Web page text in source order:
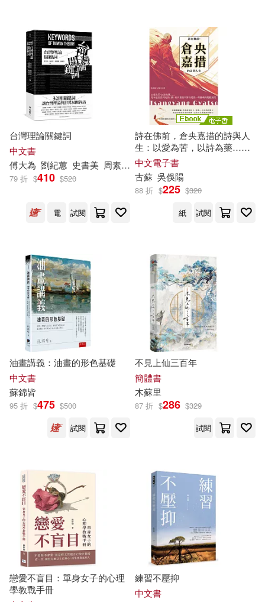
蘇民峰(62) 樋口橘(58)
蘇靜初(53) （蘇）列寧(53)
東雨文化編輯部(49)
船津一輝(47) 村田真優(46)
石地(46) 陳鈞彥(46)
FunHouse師資團隊(45)
蘇善(44) 聖嚴法師(43)
衛紀淮(43)
（蘇）米·伊林(43)
グローバルメディアエンタテイン
劉清松(42)
傅怡釧(41) 廖慶堂(41)
本書編委會(40) 蘇文源(40)
江蘇省高級人民法院(39)
Universal(334)
崧燁文化(320)
南京大學出版社(319)
北京理工大學出版社(304)
商務印書館(281)
中國鐵道出版社(280)
中國紡織出版社(268)
吉林美術出版社(268)
商周出版(261) 遠流(253)
中國人民大學出版社(242)
江蘇人民出版社(241)
中國水利水電出版社(233)
中國華僑出版社(231)
其他 (可複選)
現在可購買商品(30616)
作者/演唱/譯/編/繪(9)
價格
範圍
台灣理論關鍵詞
中文書
傅大為 劉紀蕙 史書美 周素卿 夏曼‧藍波安
79 折 $410 $520
電 試閱
詩在佛前，倉央嘉措的詩與人
生：以愛為苦，以詩為藥……
從布達拉宮到流浪山野，倉央
嘉措以情詩見證一場靈魂的覺
醒旅程 (電子書)
中文電子書
古蘇 吳俁陽
88 折 $225 $320
紙
試閱
油畫講義：油畫的形色基礎
中文書
蘇錦皆
95 折 $475 $500
試閱
不見上仙三百年
簡體書
木蘇里
87 折 $286 $329
試閱
戀愛不盲目：單身女子的心理
學教戰手冊
練習不壓抑
中文書